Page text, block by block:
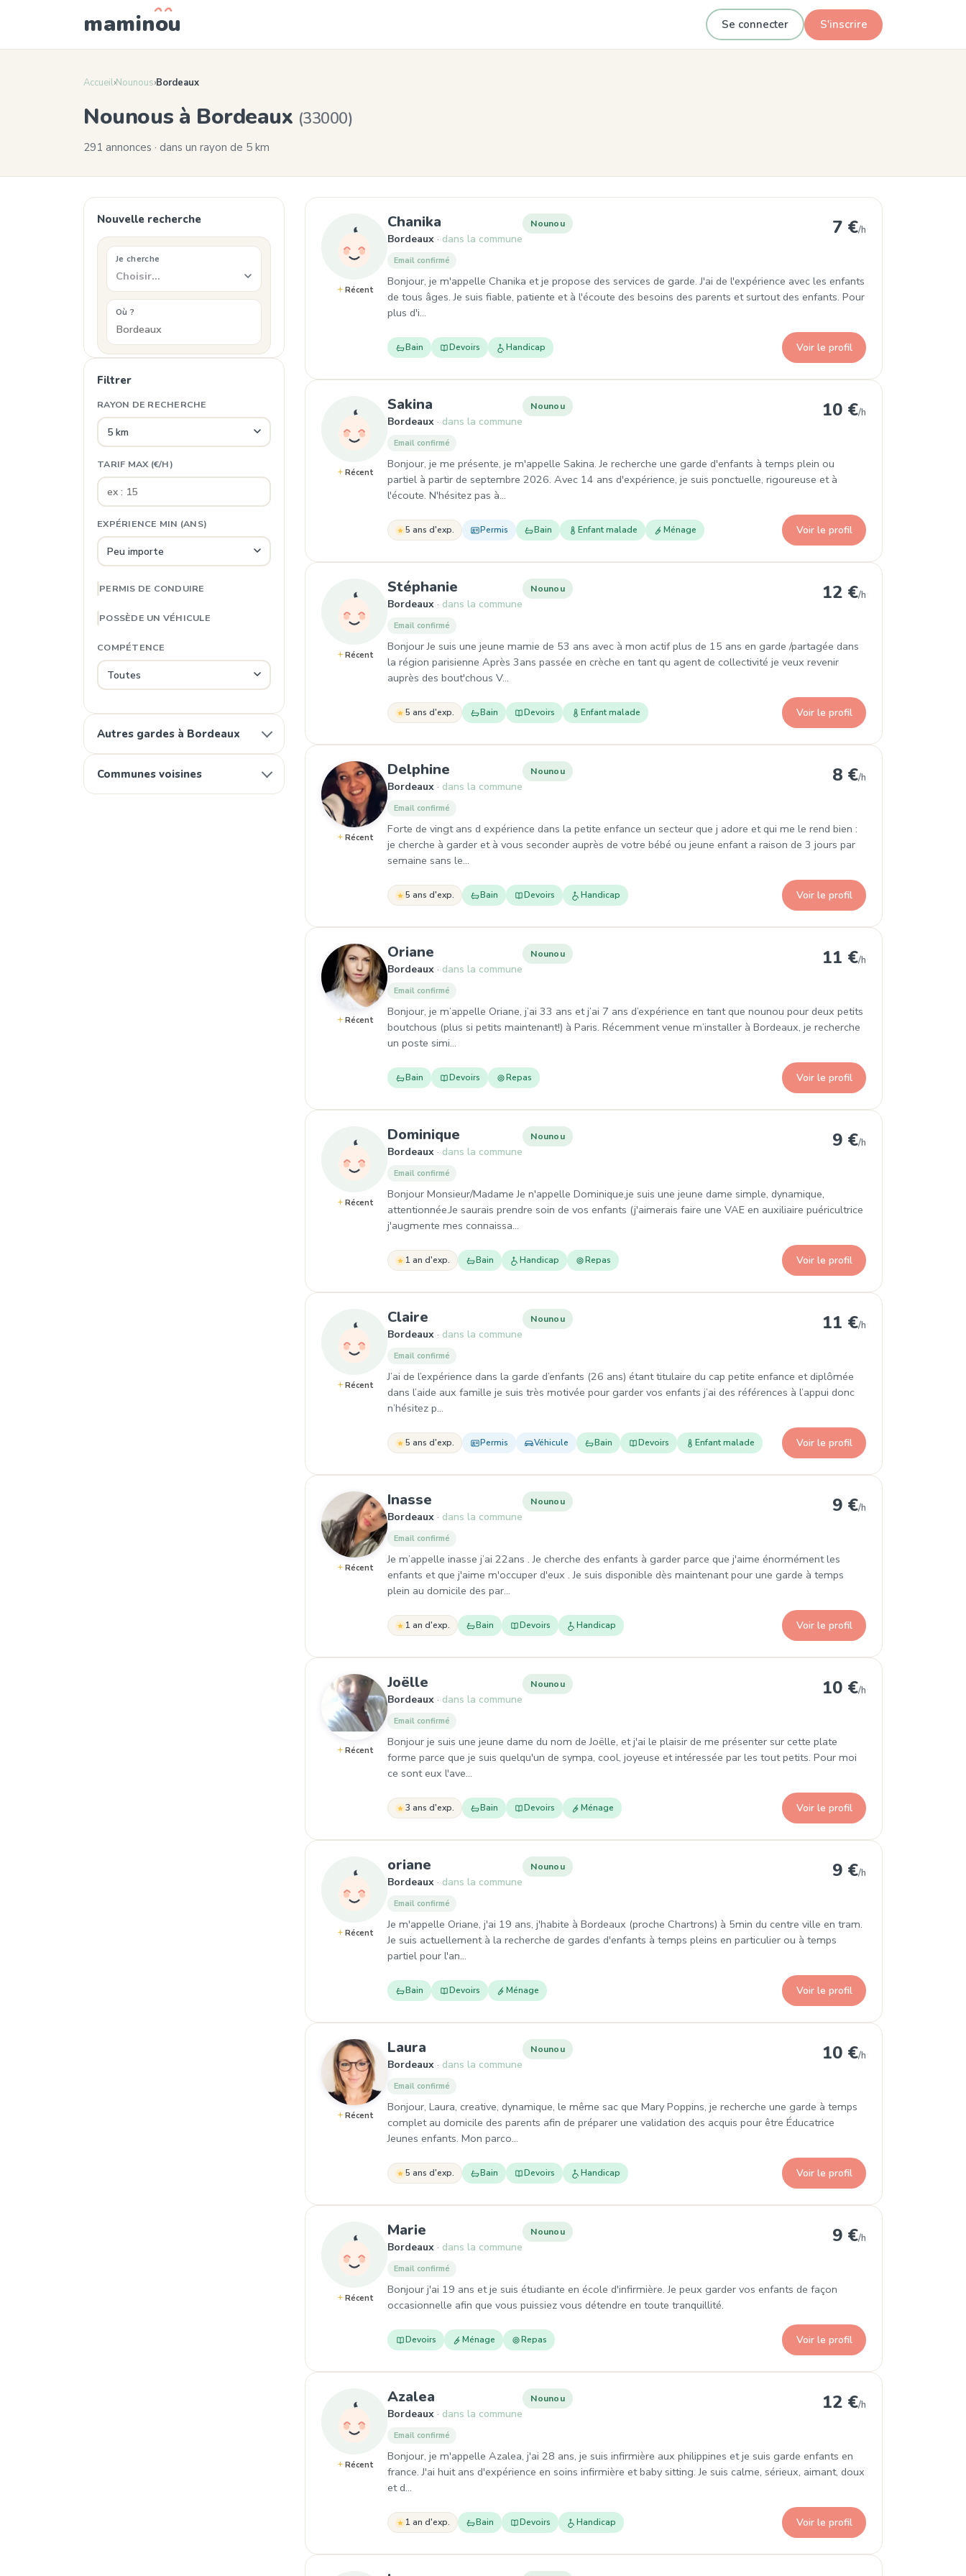
maminou Se connecter S'inscrire
Accueil›Nounous›Bordeaux
Nounous à Bordeaux (33000)
291 annonces · dans un rayon de 5 km
Nouvelle recherche
Je cherche
Choisir…
Où ?
Filtrer
RAYON DE RECHERCHE
TARIF MAX (€/H)
EXPÉRIENCE MIN (ANS)
PERMIS DE CONDUIRE
POSSÈDE UN VÉHICULE
COMPÉTENCE
Autres gardes à Bordeaux
Communes voisines
Récent
Chanika , Nounou à Bordeaux
Bordeaux dans la commune
Nounou 7 €/h
Email confirmé
Bonjour, je m'appelle Chanika et je propose des services de garde. J'ai de l'expérience avec les enfants
de tous âges. Je suis fiable, patiente et à l'écoute des besoins des parents et surtout des enfants. Pour
plus d'i…
Bain Devoirs Handicap Voir le profil
Récent
Sakina , Nounou à Bordeaux
Bordeaux dans la commune
Nounou 10 €/h
Email confirmé
Bonjour, je me présente, je m'appelle Sakina. Je recherche une garde d'enfants à temps plein ou
partiel à partir de septembre 2026. Avec 14 ans d'expérience, je suis ponctuelle, rigoureuse et à
l'écoute. N'hésitez pas à…
5 ans d'exp. Permis Bain Enfant malade Ménage Voir le profil
Récent
Stéphanie , Nounou à Bordeaux
Bordeaux dans la commune
Nounou 12 €/h
Email confirmé
Bonjour Je suis une jeune mamie de 53 ans avec à mon actif plus de 15 ans en garde /partagée dans
la région parisienne Après 3ans passée en crèche en tant qu agent de collectivité je veux revenir
auprès des bout'chous V…
5 ans d'exp. Bain Devoirs Enfant malade Voir le profil
Récent
Delphine , Nounou à Bordeaux
Bordeaux dans la commune
Nounou 8 €/h
Email confirmé
Forte de vingt ans d expérience dans la petite enfance un secteur que j adore et qui me le rend bien :
je cherche à garder et à vous seconder auprès de votre bébé ou jeune enfant a raison de 3 jours par
semaine sans le…
5 ans d'exp. Bain Devoirs Handicap Voir le profil
Récent
Oriane , Nounou à Bordeaux
Bordeaux dans la commune
Nounou 11 €/h
Email confirmé
Bonjour, je m’appelle Oriane, j’ai 33 ans et j’ai 7 ans d’expérience en tant que nounou pour deux petits
boutchous (plus si petits maintenant!) à Paris. Récemment venue m’installer à Bordeaux, je recherche
un poste simi…
Bain Devoirs Repas Voir le profil
Récent
Dominique , Nounou à Bordeaux
Bordeaux dans la commune
Nounou 9 €/h
Email confirmé
Bonjour Monsieur/Madame Je n'appelle Dominique,je suis une jeune dame simple, dynamique,
attentionnée.Je saurais prendre soin de vos enfants (j'aimerais faire une VAE en auxiliaire puéricultrice
j'augmente mes connaissa…
1 an d'exp. Bain Handicap Repas Voir le profil
Récent
Claire , Nounou à Bordeaux
Bordeaux dans la commune
Nounou 11 €/h
Email confirmé
J’ai de l’expérience dans la garde d’enfants (26 ans) étant titulaire du cap petite enfance et diplômée
dans l’aide aux famille je suis très motivée pour garder vos enfants j’ai des références à l’appui donc
n’hésitez p…
5 ans d'exp. Permis Véhicule Bain Devoirs Enfant malade Voir le profil
Récent
Inasse , Nounou à Bordeaux
Bordeaux dans la commune
Nounou 9 €/h
Email confirmé
Je m’appelle inasse j’ai 22ans . Je cherche des enfants à garder parce que j'aime énormément les
enfants et que j'aime m'occuper d'eux . Je suis disponible dès maintenant pour une garde à temps
plein au domicile des par…
1 an d'exp. Bain Devoirs Handicap Voir le profil
Récent
Joëlle , Nounou à Bordeaux
Bordeaux dans la commune
Nounou 10 €/h
Email confirmé
Bonjour je suis une jeune dame du nom de Joëlle, et j'ai le plaisir de me présenter sur cette plate
forme parce que je suis quelqu'un de sympa, cool, joyeuse et intéressée par les tout petits. Pour moi
ce sont eux l'ave…
3 ans d'exp. Bain Devoirs Ménage Voir le profil
Récent
oriane , Nounou à Bordeaux
Bordeaux dans la commune
Nounou 9 €/h
Email confirmé
Je m'appelle Oriane, j'ai 19 ans, j'habite à Bordeaux (proche Chartrons) à 5min du centre ville en tram.
Je suis actuellement à la recherche de gardes d'enfants à temps pleins en particulier ou à temps
partiel pour l'an…
Bain Devoirs Ménage Voir le profil
Récent
Laura , Nounou à Bordeaux
Bordeaux dans la commune
Nounou 10 €/h
Email confirmé
Bonjour, Laura, creative, dynamique, le même sac que Mary Poppins, je recherche une garde à temps
complet au domicile des parents afin de préparer une validation des acquis pour être Éducatrice
Jeunes enfants. Mon parco…
5 ans d'exp. Bain Devoirs Handicap Voir le profil
Récent
Marie , Nounou à Bordeaux
Bordeaux dans la commune
Nounou 9 €/h
Email confirmé
Bonjour j'ai 19 ans et je suis étudiante en école d'infirmière. Je peux garder vos enfants de façon
occasionnelle afin que vous puissiez vous détendre en toute tranquillité.
Devoirs Ménage Repas Voir le profil
Récent
Azalea , Nounou à Bordeaux
Bordeaux dans la commune
Nounou 12 €/h
Email confirmé
Bonjour, je m'appelle Azalea, j'ai 28 ans, je suis infirmière aux philippines et je suis garde enfants en
france. J'ai huit ans d'expérience en soins infirmière et baby sitting. Je suis calme, sérieux, aimant, doux
et d…
1 an d'exp. Bain Devoirs Handicap Voir le profil